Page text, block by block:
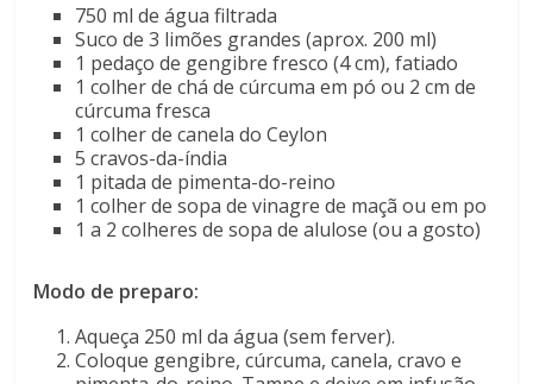
750 ml de água filtrada
Suco de 3 limões grandes (aprox. 200 ml)
1 pedaço de gengibre fresco (4 cm), fatiado
1 colher de chá de cúrcuma em pó ou 2 cm de
cúrcuma fresca
1 colher de canela do Ceylon
5 cravos-da-índia
1 pitada de pimenta-do-reino
1 colher de sopa de vinagre de maçã ou em po
1 a 2 colheres de sopa de alulose (ou a gosto)
Modo de preparo:
Aqueça 250 ml da água (sem ferver).
Coloque gengibre, cúrcuma, canela, cravo e